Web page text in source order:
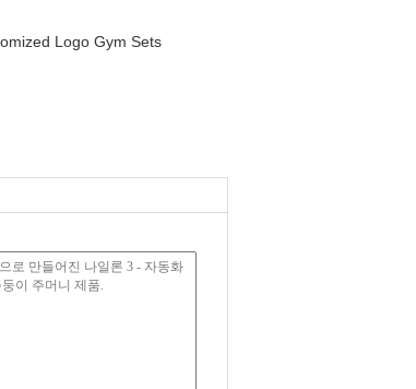
Logo Gym Sets